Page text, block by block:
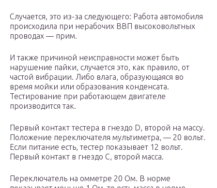
Случается, это из-за следующего: Работа автомобиля
происходила при нерабочих ВВП высоковольтных
проводах — прим.
И также причиной неисправности может быть
нарушение пайки, случается это, как правило, от
частой вибрации. Либо влага, образующаяся во
время мойки или образования конденсата.
Тестирование при работающем двигателе
производится так.
Первый контакт тестера в гнездо D, второй на массу.
Положение переключателя мультиметра, — 20 вольт.
Если питание есть, тестер показывает 12 вольт.
Первый контакт в гнездо С, второй масса.
Переключатель на омметре 20 Ом. В норме